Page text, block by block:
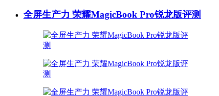
全屏生产力 荣耀MagicBook Pro锐龙版评测